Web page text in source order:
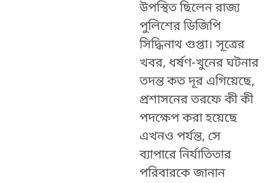
উপস্থিত ছিলেন রাজ্য
পুলিশের ডিজিপি
সিদ্ধিনাথ গুপ্তা। সূত্রের
খবর, ধর্ষণ-খুনের ঘটনার
তদন্ত কত দূর এগিয়েছে,
প্রশাসনের তরফে কী কী
পদক্ষেপ করা হয়েছে
এখনও পর্যন্ত, সে
ব্যাপারে নির্যাতিতার
পরিবারকে জানান